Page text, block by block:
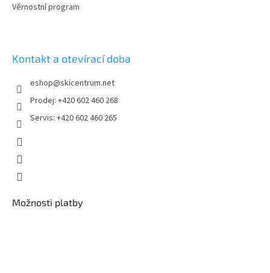
Věrnostní program
Kontakt a otevírací doba
eshop@skicentrum.net
Prodej: +420 602 460 268
Servis: +420 602 460 265
Možnosti platby